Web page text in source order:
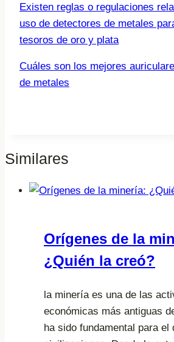
Existen reglas o regulaciones
uso de detectores de metales
tesoros de oro y plata
Cuáles son los mejores
de metales
Similares
Orígenes de la
¿Quién la creó?
la minería es una de las
económicas más antiguas
ha sido fundamental para el